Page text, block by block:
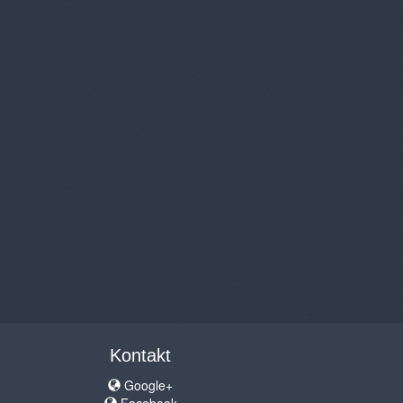
Kontakt
Google+